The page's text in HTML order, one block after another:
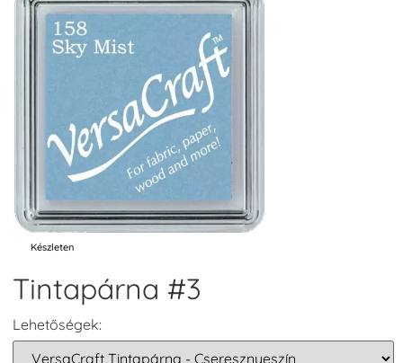
Készleten
Tintapárna #3
Lehetőségek: